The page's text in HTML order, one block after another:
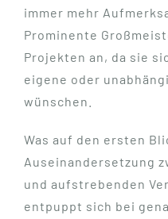
immer mehr
Prominente
Projekten an, da sie
eigene oder
wünschen.
Was auf den ersten
Auseinandersetzung
und aufstrebenden
entpuppt sich bei